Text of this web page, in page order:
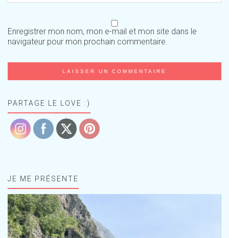
Enregistrer mon nom, mon e-mail et mon site dans le
navigateur pour mon prochain commentaire.
PARTAGE LE LOVE :)
JE ME PRÉSENTE